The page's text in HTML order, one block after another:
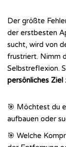
Der größte
der erstbesten
sucht, wird von
frustriert. Nimm
Selbstreflexion.
persönliches Ziel
🎯 Möchtest du
aufbauen oder
🎯 Welche